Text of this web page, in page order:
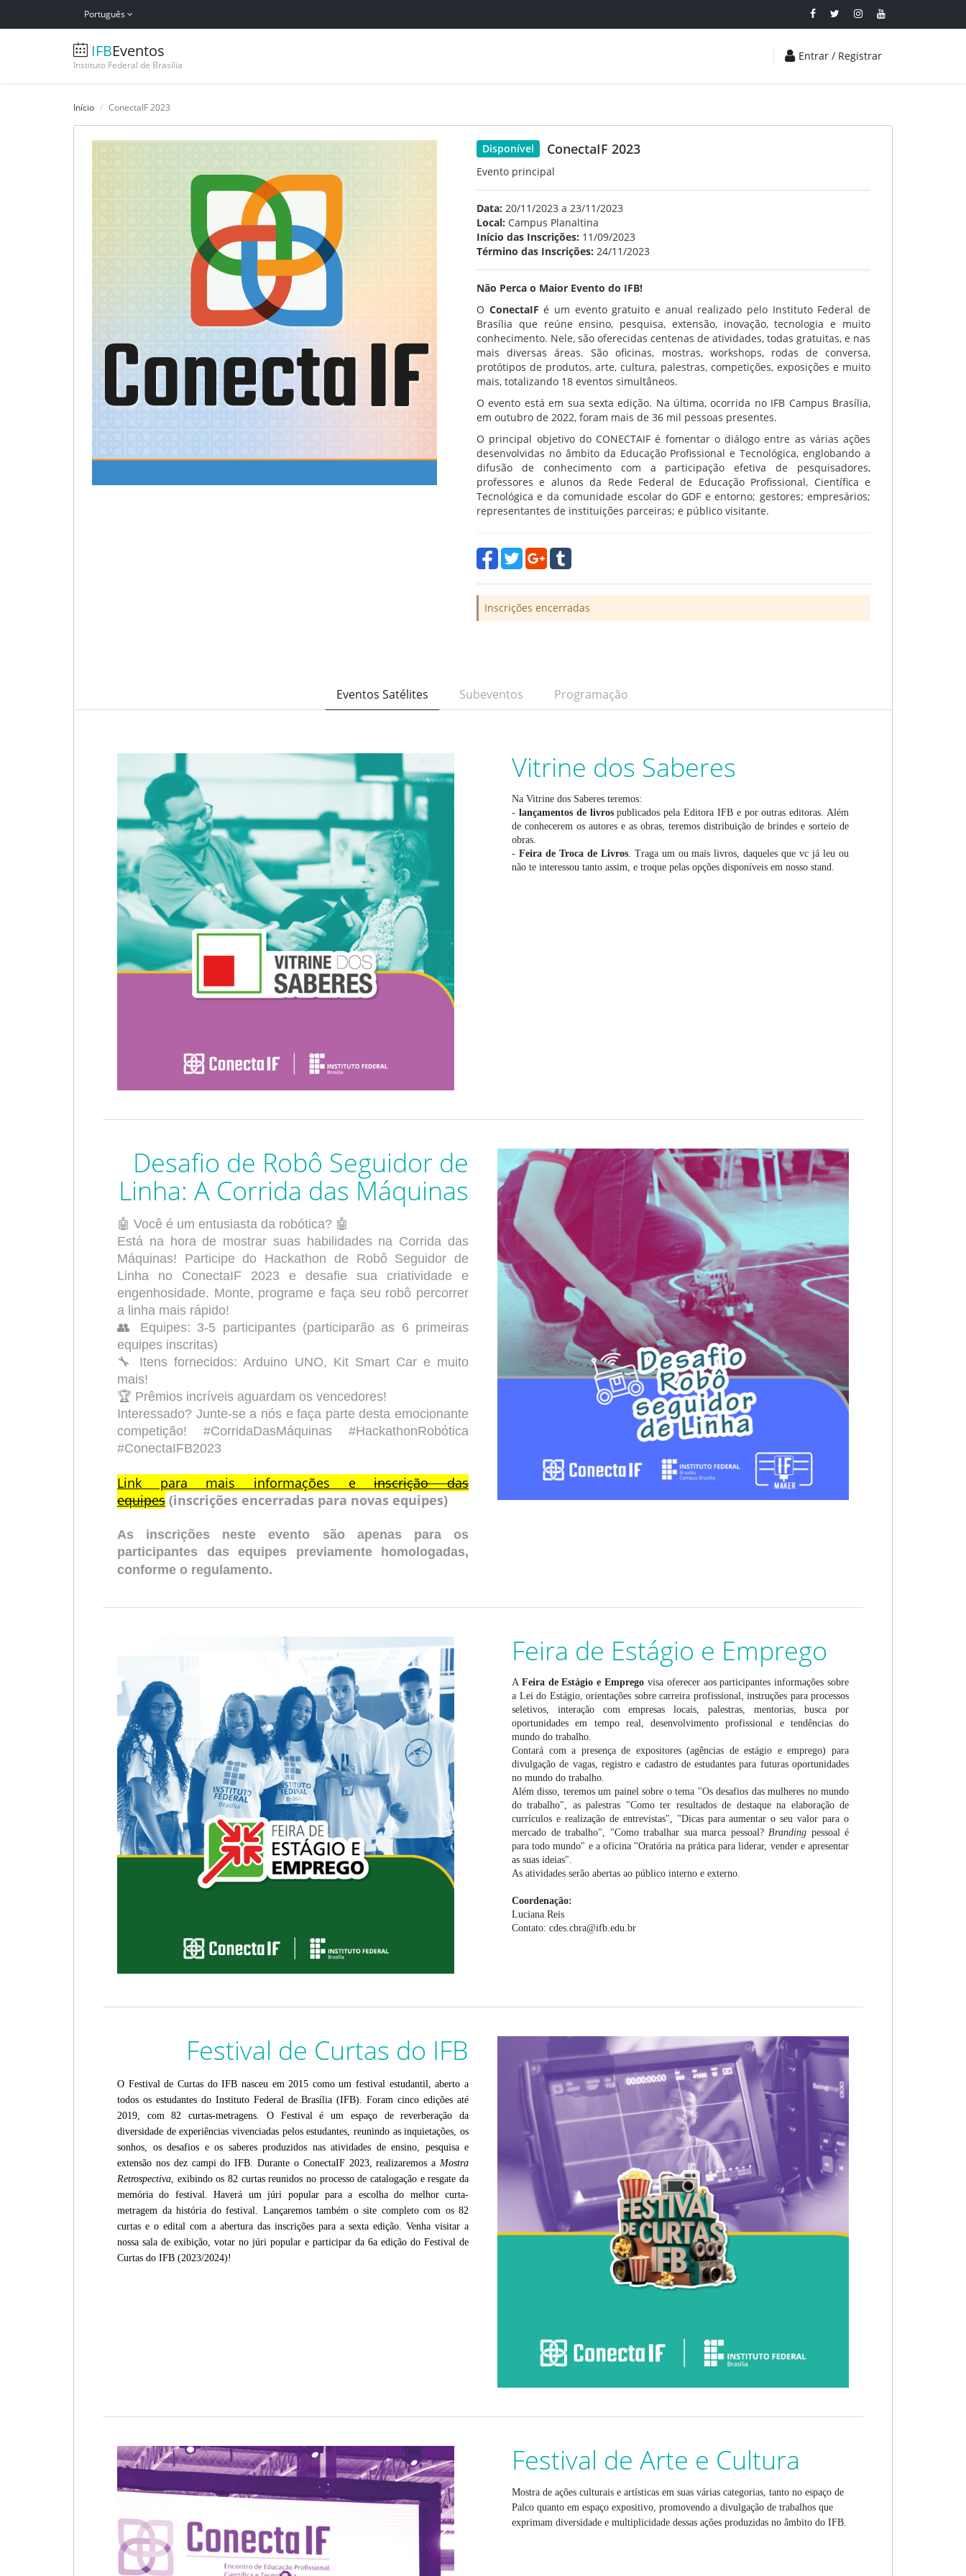
Português
IFBEventos
Instituto Federal de Brasília
Entrar / Registrar
Início ConectaIF 2023
Disponível ConectaIF 2023
Evento principal
Data: 20/11/2023 a 23/11/2023
Local: Campus Planaltina
Início das Inscrições: 11/09/2023
Término das Inscrições: 24/11/2023
Não Perca o Maior Evento do IFB!
O ConectaIF é um evento gratuito e anual realizado pelo Instituto Federal de
Brasília que reúne ensino, pesquisa, extensão, inovação, tecnologia e muito
conhecimento. Nele, são oferecidas centenas de atividades, todas gratuitas, e nas
mais diversas áreas. São oficinas, mostras, workshops, rodas de conversa,
protótipos de produtos, arte, cultura, palestras, competições, exposições e muito
mais, totalizando 18 eventos simultâneos.
O evento está em sua sexta edição. Na última, ocorrida no IFB Campus Brasília,
em outubro de 2022, foram mais de 36 mil pessoas presentes.
O principal objetivo do CONECTAIF é fomentar o diálogo entre as várias ações
desenvolvidas no âmbito da Educação Profissional e Tecnológica, englobando a
difusão de conhecimento com a participação efetiva de pesquisadores,
professores e alunos da Rede Federal de Educação Profissional, Científica e
Tecnológica e da comunidade escolar do GDF e entorno; gestores; empresários;
representantes de instituições parceiras; e público visitante.
Inscrições encerradas
Eventos Satélites Subeventos Programação
Vitrine dos Saberes
Na Vitrine dos Saberes teremos:
- lançamentos de livros publicados pela Editora IFB e por outras editoras. Além
de conhecerem os autores e as obras, teremos distribuição de brindes e sorteio de
obras.
- Feira de Troca de Livros. Traga um ou mais livros, daqueles que vc já leu ou
não te interessou tanto assim, e troque pelas opções disponíveis em nosso stand.
Desafio de Robô Seguidor de
Linha: A Corrida das Máquinas
🤖 Você é um entusiasta da robótica? 🤖
Está na hora de mostrar suas habilidades na Corrida das
Máquinas! Participe do Hackathon de Robô Seguidor de
Linha no ConectaIF 2023 e desafie sua criatividade e
engenhosidade. Monte, programe e faça seu robô percorrer
a linha mais rápido!
👥 Equipes: 3-5 participantes (participarão as 6 primeiras
equipes inscritas)
🔧 Itens fornecidos: Arduino UNO, Kit Smart Car e muito
mais!
🏆 Prêmios incríveis aguardam os vencedores!
Interessado? Junte-se a nós e faça parte desta emocionante
competição! #CorridaDasMáquinas #HackathonRobótica
#ConectaIFB2023
Link para mais informações einscrição das
equipes (inscrições encerradas para novas equipes)
As inscrições neste evento são apenas para os
participantes das equipes previamentehomologadas,
conforme o regulamento.
Feira de Estágio e Emprego
A Feira de Estágio e Emprego visa oferecer aos participantes informações sobre
a Lei do Estágio, orientações sobre carreira profissional, instruções para processos
seletivos, interação com empresas locais, palestras, mentorias, busca por
oportunidades em tempo real, desenvolvimento profissional e tendências do
mundo do trabalho.
Contará com a presença de expositores (agências de estágio e emprego) para
divulgação de vagas, registro e cadastro de estudantes para futuras oportunidades
no mundo do trabalho.
Além disso, teremos um painel sobre o tema "Os desafios das mulheres no mundo
do trabalho", as palestras "Como ter resultados de destaque na elaboração de
currículos e realização de entrevistas", "Dicas para aumentar o seu valor para o
mercado de trabalho", "Como trabalhar sua marca pessoal? Branding pessoal é
para todo mundo" e a oficina "Oratória na prática para liderar, vender e apresentar
as suas ideias".
As atividades serão abertas ao público interno e externo.
Coordenação:
Luciana Reis
Contato: cdes.cbra@ifb.edu.br
Festival de Curtas do IFB
O Festival de Curtas do IFB nasceu em 2015 como um festival estudantil, aberto a
todos os estudantes do Instituto Federal de Brasília (IFB). Foram cinco edições até
2019, com 82 curtas-metragens. O Festival é um espaço de reverberação da
diversidade de experiências vivenciadas pelos estudantes, reunindo as inquietações, os
sonhos, os desafios e os saberes produzidos nas atividades de ensino, pesquisa e
extensão nos dez campi do IFB. Durante o ConectaIF 2023, realizaremos a Mostra
Retrospectiva, exibindo os 82 curtas reunidos no processo de catalogação e resgate da
memória do festival. Haverá um júri popular para a escolha do melhor curta-
metragem da história do festival. Lançaremos também o site completo com os 82
curtas e o edital com a abertura das inscrições para a sexta edição. Venha visitar a
nossa sala de exibição, votar no júri popular e participar da 6a edição do Festival de
Curtas do IFB (2023/2024)!
Festival de Arte e Cultura
Mostra de ações culturais e artísticas em suas várias categorias, tanto no espaço de
Palco quanto em espaço expositivo, promovendo a divulgação de trabalhos que
exprimam diversidade e multiplicidade dessas ações produzidas no âmbito do IFB.